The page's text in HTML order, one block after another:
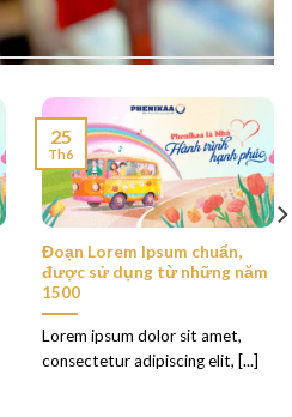
Đoạn Lorem Ipsum chuẩn,
được sử dụng từ những năm
1500
Lorem ipsum dolor sit amet,
consectetur adipiscing elit, [...]
25
Th6